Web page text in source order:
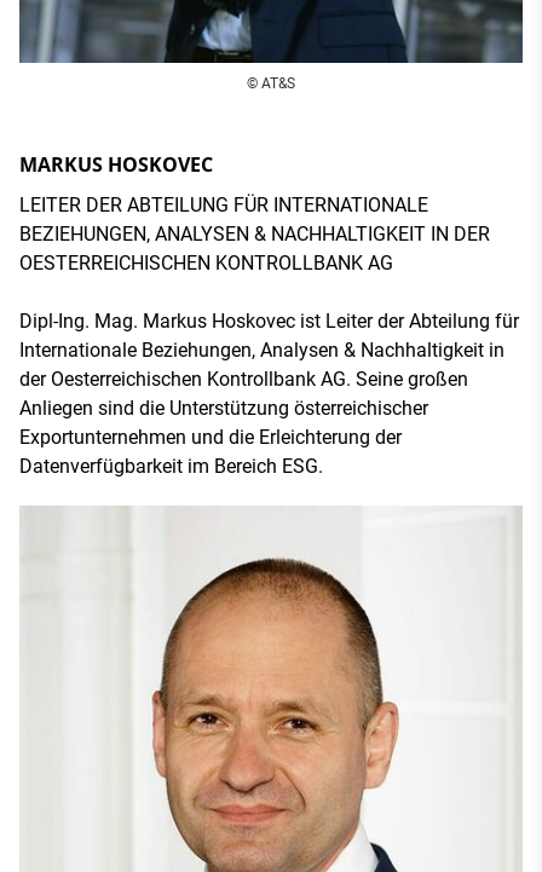
© AT&S
MARKUS HOSKOVEC
LEITER DER ABTEILUNG FÜR INTERNATIONALE
BEZIEHUNGEN, ANALYSEN & NACHHALTIGKEIT IN DER
OESTERREICHISCHEN KONTROLLBANK AG
Dipl-Ing. Mag. Markus Hoskovec ist Leiter der Abteilung für
Internationale Beziehungen, Analysen & Nachhaltigkeit in
der Oesterreichischen Kontrollbank AG. Seine großen
Anliegen sind die Unterstützung österreichischer
Exportunternehmen und die Erleichterung der
Datenverfügbarkeit im Bereich ESG.